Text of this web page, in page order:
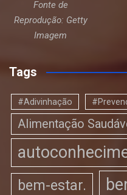
Fonte de
Reprodução: Getty
Imagem
Tags
#Adivinhação
Alimentação
bem-estar.